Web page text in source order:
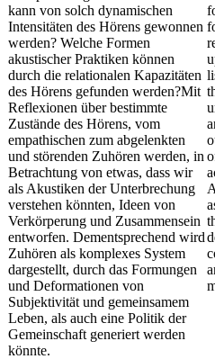
kann von solch dynamischen
Intensitäten des Hörens gewonnen
werden? Welche Formen
akustischer Praktiken können
durch die relationalen Kapazitäten
des Hörens gefunden werden?Mit
Reflexionen über bestimmte
Zustände des Hörens, vom
empathischen zum abgelenkten
und störenden Zuhören werden, in
Betrachtung von etwas, dass wir
als Akustiken der Unterbrechung
verstehen könnten, Ideen von
Verkörperung und Zusammensein
entworfen. Dementsprechend wird
Zuhören als komplexes System
dargestellt, durch das Formungen
und Deformationen von
Subjektivität und gemeinsamem
Leben, als auch eine Politik der
Gemeinschaft generiert werden
könnte.